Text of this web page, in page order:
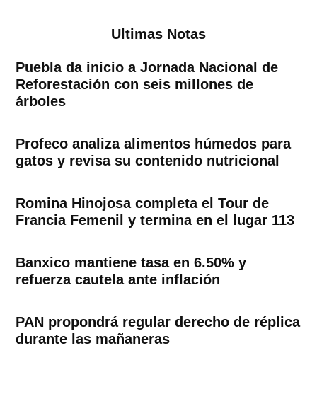
Ultimas Notas
Puebla da inicio a Jornada Nacional de
Reforestación con seis millones de
árboles
Profeco analiza alimentos húmedos para
gatos y revisa su contenido nutricional
Romina Hinojosa completa el Tour de
Francia Femenil y termina en el lugar 113
Banxico mantiene tasa en 6.50% y
refuerza cautela ante inflación
PAN propondrá regular derecho de réplica
durante las mañaneras